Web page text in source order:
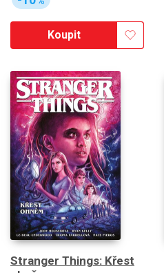
Koupit
Stranger Things: Křest